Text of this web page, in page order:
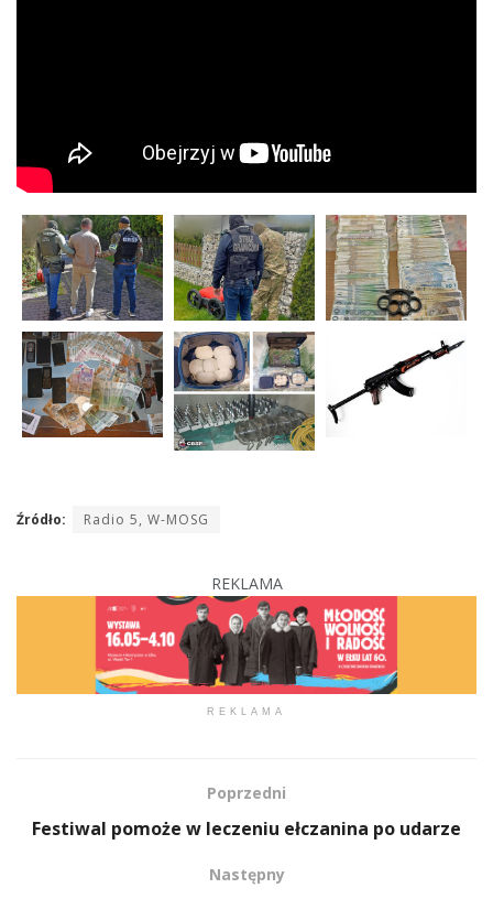
Źródło: Radio 5, W-MOSG
REKLAMA
REKLAMA
Poprzedni
Festiwal pomoże w leczeniu ełczanina po udarze
Następny